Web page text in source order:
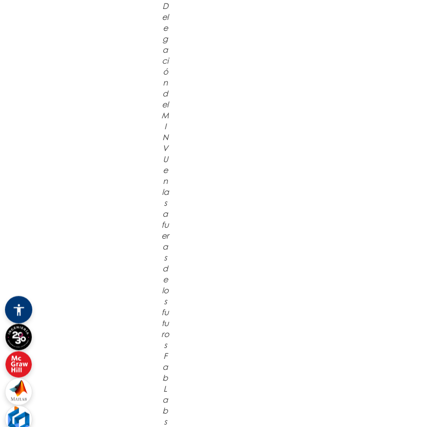
D
el
e
g
a
ci
ó
n
d
el
M
I
N
V
U
e
n
la
s
a
fu
er
a
s
d
e
lo
s
fu
tu
ro
s
F
a
b
L
a
b
s